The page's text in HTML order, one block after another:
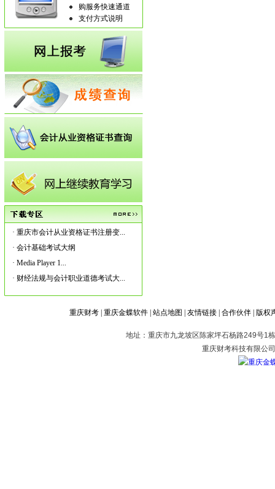
购服务快速通道
支付方式说明
· 重庆市会计从业资格证书注册变...
· 会计基础考试大纲
· Media Player 1...
· 财经法规与会计职业道德考试大...
重庆财考 重庆金蝶软件 站点地图 友情链接 合作伙伴 版权
地址：重庆市九龙坡区陈家坪石杨路249号1
重庆财考科技有限公